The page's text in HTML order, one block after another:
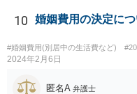
への侵害行為は違法の可能性
と会う約束を取り付け、探偵
出す方法は、手段が適法で
婚者であった場合の夫への慰
場合、その配偶者は、夫と相
の事情があれば、過失の有無
10 婚姻費用の決定に
#婚姻費用(別居中の生活費など)
2024年2月6日
匿名A 弁護士